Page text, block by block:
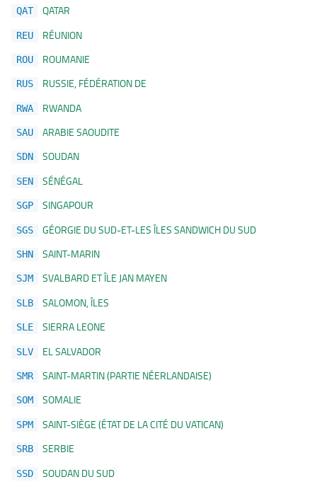
QAT QATAR
REU RÉUNION
ROU ROUMANIE
RUS RUSSIE, FÉDÉRATION DE
RWA RWANDA
SAU ARABIE SAOUDITE
SDN SOUDAN
SEN SÉNÉGAL
SGP SINGAPOUR
SGS GÉORGIE DU SUD-ET-LES ÎLES SANDWICH DU SUD
SHN SAINT-MARIN
SJM SVALBARD ET ÎLE JAN MAYEN
SLB SALOMON, ÎLES
SLE SIERRA LEONE
SLV EL SALVADOR
SMR SAINT-MARTIN (PARTIE NÉERLANDAISE)
SOM SOMALIE
SPM SAINT-SIÈGE (ÉTAT DE LA CITÉ DU VATICAN)
SRB SERBIE
SSD SOUDAN DU SUD